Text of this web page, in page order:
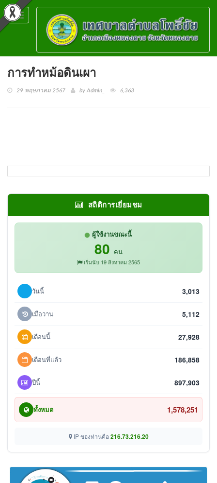
Toggle
navigation
การทำหม้อดินเผา
29 พฤษภาคม 2567 by Admin_ 6,363
สถิติการเยี่ยมชม
ผู้ใช้งานขณะนี้
80 คน
เริ่มนับ 19 สิงหาคม 2565
วันนี้ 3,013
เมื่อวาน 5,112
เดือนนี้ 27,928
เดือนที่แล้ว 186,858
ปีนี้ 897,903
ทั้งหมด 1,578,251
IP ของท่านคือ 216.73.216.20